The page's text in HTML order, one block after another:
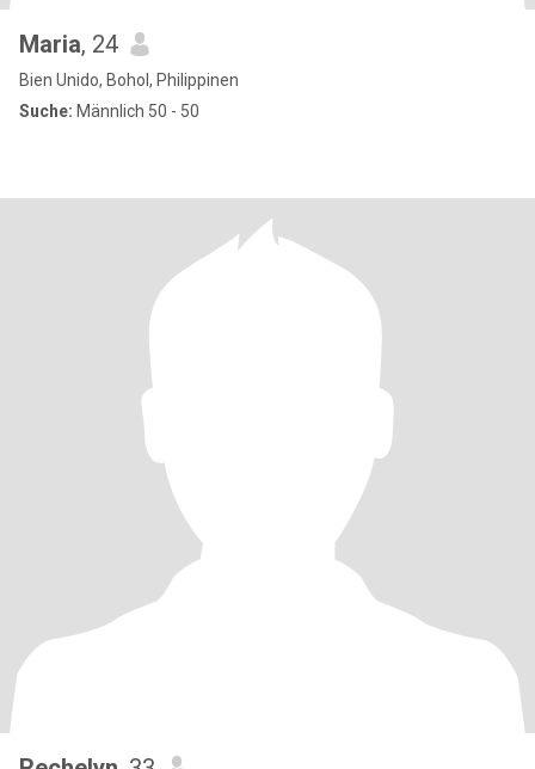
Maria, 24
Bien Unido, Bohol, Philippinen
Suche: Männlich 50 - 50